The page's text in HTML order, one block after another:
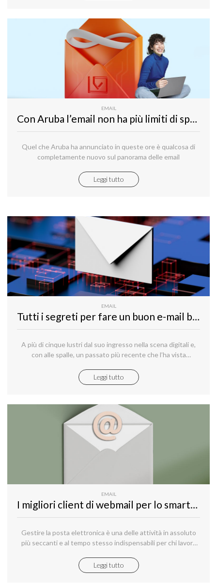
EMAIL
Con Aruba l’email non ha più limiti di spazio
Quel che Aruba ha annunciato in queste ore è qualcosa di
completamente nuovo sul panorama delle email
Leggi tutto
EMAIL
Tutti i segreti per fare un buon e-mail backup
A più di cinque lustri dal suo ingresso nella scena digitali e,
con alle spalle, un passato più recente che l’ha vista
nonostante la varietà di forme di messaggistica, la cara
vecchia e-mail è ancora nelle nostre vite quotidiane.
Leggi tutto
EMAIL
I migliori client di webmail per lo smartphone
Gestire la posta elettronica è una delle attività in assoluto
più seccanti e al tempo stesso indispensabili per chi lavora
Leggi tutto